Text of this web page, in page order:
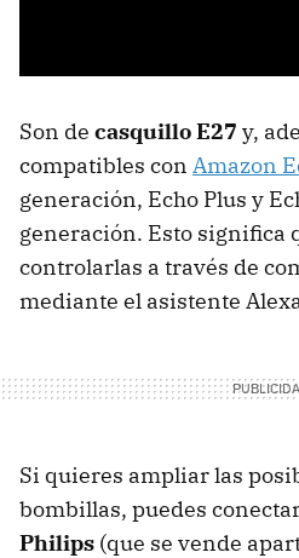
Son de casquillo E27 y,
compatibles con Amazon
generación, Echo Plus y
generación. Esto significa
controlarlas a través de
mediante el asistente
Si quieres ampliar las
bombillas, puedes
Philips (que se vende